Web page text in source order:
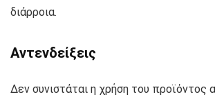
διάρροια.
Αντενδείξεις
Δεν συνιστάται η χρήση του προϊόντος